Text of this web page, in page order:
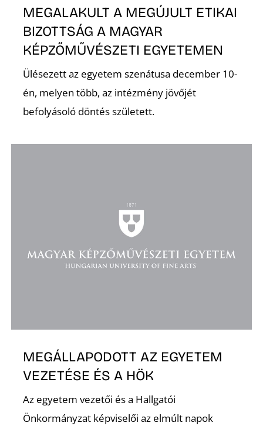
MEGALAKULT A MEGÚJULT ETIKAI
BIZOTTSÁG A MAGYAR
KÉPZŐMŰVÉSZETI EGYETEMEN
Ülésezett az egyetem szenátusa december 10-
én, melyen több, az intézmény jövőjét
befolyásoló döntés született.
MEGÁLLAPODOTT AZ EGYETEM
VEZETÉSE ÉS A HÖK
Az egyetem vezetői és a Hallgatói
Önkormányzat képviselői az elmúlt napok